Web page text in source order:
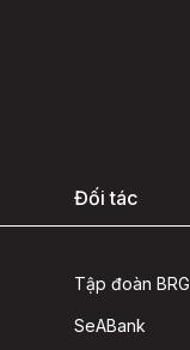
Đối tác
Tập đoàn BRG
SeABank